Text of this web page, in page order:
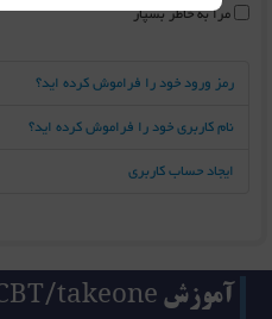
مرا به خاطر بسپار
رمز ورود خود را فراموش کرده اید؟
نام کاربری خود را فراموش کرده اید؟
ایجاد حساب کاربری
آموزش CBT/takeone